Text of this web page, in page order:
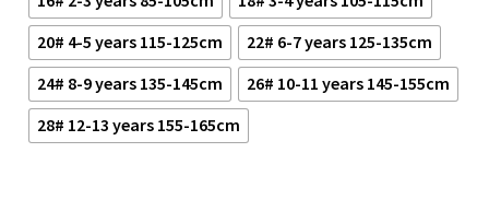
20# 4-5 years 115-125cm
22# 6-7 years 125-135cm
24# 8-9 years 135-145cm
26# 10-11 years 145-155cm
28# 12-13 years 155-165cm